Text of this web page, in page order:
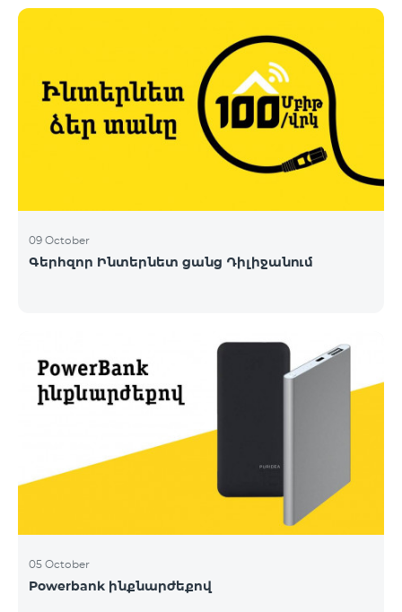
09 October
Գերհզոր Ինտերնետ ցանց Դիլիջանում
05 October
Powerbank ինքնարժեքով